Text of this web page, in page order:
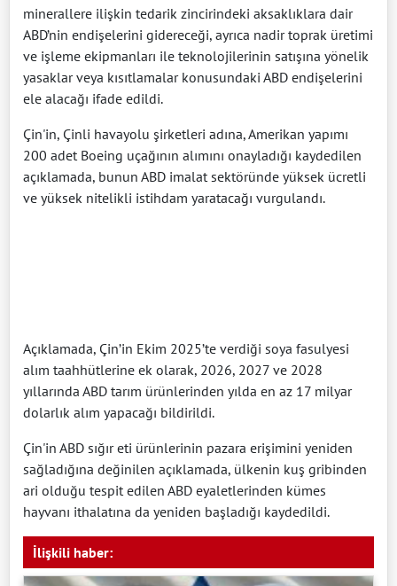
minerallere ilişkin tedarik zincirindeki aksaklıklara dair
ABD’nin endişelerini gidereceği, ayrıca nadir toprak üretimi
ve işleme ekipmanları ile teknolojilerinin satışına yönelik
yasaklar veya kısıtlamalar konusundaki ABD endişelerini
ele alacağı ifade edildi.
Çin'in, Çinli havayolu şirketleri adına, Amerikan yapımı
200 adet Boeing uçağının alımını onayladığı kaydedilen
açıklamada, bunun ABD imalat sektöründe yüksek ücretli
ve yüksek nitelikli istihdam yaratacağı vurgulandı.
Açıklamada, Çin’in Ekim 2025’te verdiği soya fasulyesi
alım taahhütlerine ek olarak, 2026, 2027 ve 2028
yıllarında ABD tarım ürünlerinden yılda en az 17 milyar
dolarlık alım yapacağı bildirildi.
Çin'in ABD sığır eti ürünlerinin pazara erişimini yeniden
sağladığına değinilen açıklamada, ülkenin kuş gribinden
ari olduğu tespit edilen ABD eyaletlerinden kümes
hayvanı ithalatına da yeniden başladığı kaydedildi.
İlişkili haber: